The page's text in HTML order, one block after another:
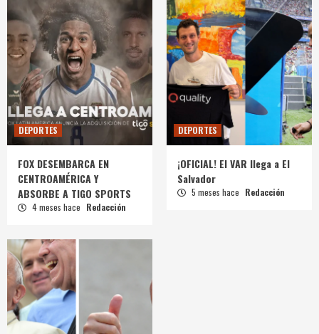
DEPORTES
FOX DESEMBARCA EN
CENTROAMÉRICA Y
ABSORBE A TIGO SPORTS
4 meses hace Redacción
DEPORTES
¡OFICIAL! El VAR llega a El
Salvador
5 meses hace Redacción